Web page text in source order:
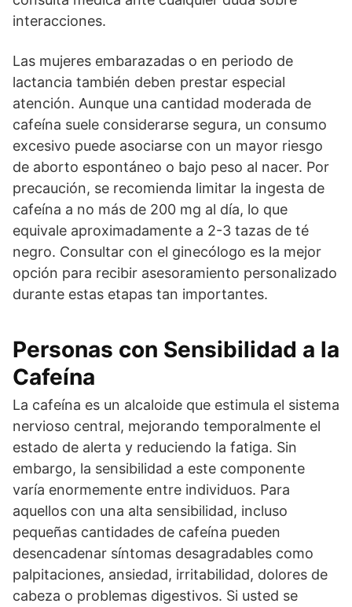
interacciones.
Las mujeres embarazadas o en periodo de
lactancia también deben prestar especial
atención. Aunque una cantidad moderada de
cafeína suele considerarse segura, un consumo
excesivo puede asociarse con un mayor riesgo
de aborto espontáneo o bajo peso al nacer. Por
precaución, se recomienda limitar la ingesta de
cafeína a no más de 200 mg al día, lo que
equivale aproximadamente a 2-3 tazas de té
negro. Consultar con el ginecólogo es la mejor
opción para recibir asesoramiento personalizado
durante estas etapas tan importantes.
Personas con Sensibilidad a la
Cafeína
La cafeína es un alcaloide que estimula el sistema
nervioso central, mejorando temporalmente el
estado de alerta y reduciendo la fatiga. Sin
embargo, la sensibilidad a este componente
varía enormemente entre individuos. Para
aquellos con una alta sensibilidad, incluso
pequeñas cantidades de cafeína pueden
desencadenar síntomas desagradables como
palpitaciones, ansiedad, irritabilidad, dolores de
cabeza o problemas digestivos. Si usted se